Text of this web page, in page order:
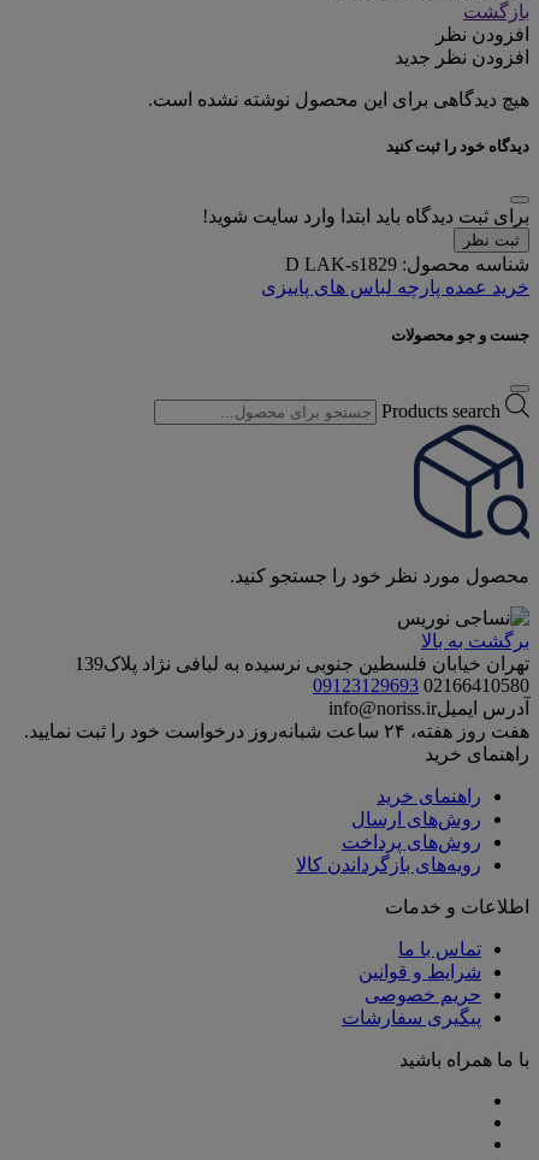
بازگشت
افزودن نظر
افزودن نظر جدید
هیچ دیدگاهی برای این محصول نوشته نشده است.
دیدگاه خود را ثبت کنید
برای ثبت دیدگاه باید ابتدا وارد سایت شوید!
ثبت نظر
شناسه محصول: D LAK-s1829
خرید عمده پارچه لباس های پاییزی
جست و جو محصولات
Products search
محصول مورد نظر خود را جستجو کنید.
برگشت به بالا
تهران خیابان فلسطین جنوبی نرسیده به لبافی نژاد پلاک139
02166410580
09123129693
آدرس ایمیلinfo@noriss.ir
هفت روز هفته، ۲۴ ساعت شبانه‌روز درخواست خود را ثبت نمایید.
راهنمای خرید
راهنمای خرید
روش‌های ارسال
روش‌های پرداخت
رویه‌های بازگرداندن کالا
اطلاعات و خدمات
تماس با ما
شرایط و قوانین
حریم خصوصی
پیگیری سفارشات
با ما همراه باشید